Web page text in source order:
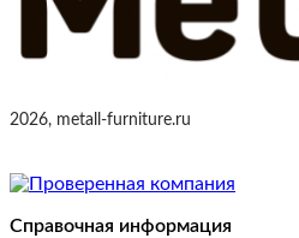
2026, metall-furniture.ru
Справочная информация